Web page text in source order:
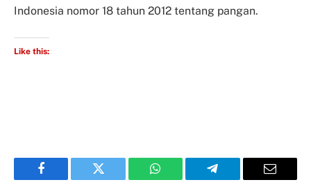
Indonesia nomor 18 tahun 2012 tentang pangan.
Like this:
Facebook Twitter WhatsApp Telegram Email